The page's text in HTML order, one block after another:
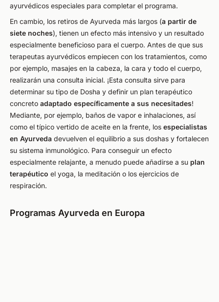
ayurvédicos especiales para completar el programa.
En cambio, los retiros de Ayurveda más largos (a partir de
siete noches), tienen un efecto más intensivo y un resultado
especialmente beneficioso para el cuerpo. Antes de que sus
terapeutas ayurvédicos empiecen con los tratamientos, como
por ejemplo, masajes en la cabeza, la cara y todo el cuerpo,
realizarán una consulta inicial. ¡Esta consulta sirve para
determinar su tipo de Dosha y definir un plan terapéutico
concreto adaptado específicamente a sus necesitades!
Mediante, por ejemplo, baños de vapor e inhalaciones, así
como el típico vertido de aceite en la frente, los especialistas
en Ayurveda devuelven el equilibrio a sus doshas y fortalecen
su sistema inmunológico. Para conseguir un efecto
especialmente relajante, a menudo puede añadirse a su plan
terapéutico el yoga, la meditación o los ejercicios de
respiración.
Programas Ayurveda en Europa